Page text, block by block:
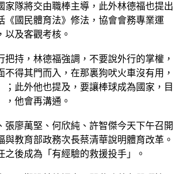
家隊將交由職棒主導，此外林德福也提出
《國民體育法》修法，協會會務專業運
以及客觀考核。
把持，林德福強調，不要說外行的掌權，
不得其門而入，在那裏狗吠火車沒有用，
；此外他也提及，要讓棒球成為國家，目
，他會再溝通。
張廖萬堅、何欣純、許智傑今天下午召開
與教育部政務次長蔡清華說明體育改革。
之後成為「有經驗的救援投手」。